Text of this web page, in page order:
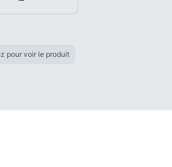
pour voir le produit